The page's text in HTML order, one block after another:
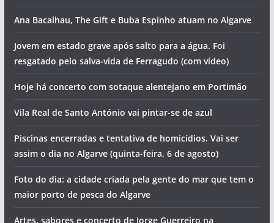
Ana Bacalhau, The Gift e Buba Espinho atuam no Algarve
Jovem em estado grave após salto para a água. Foi
resgatado pelo salva-vida de Ferragudo (com vídeo)
Hoje há concerto com sotaque alentejano em Portimão
Vila Real de Santo António vai pintar-se de azul
Piscinas encerradas e tentativa de homicídios. Vai ser
assim o dia no Algarve (quinta-feira, 6 de agosto)
Foto do dia: a cidade criada pela gente do mar que tem o
maior porto de pesca do Algarve
Artes, sabores e concerto de Jorge Guerreiro na